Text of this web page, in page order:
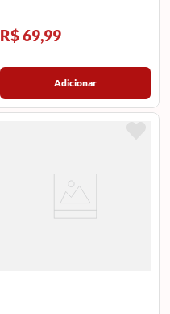
R$ 69,99
Adicionar